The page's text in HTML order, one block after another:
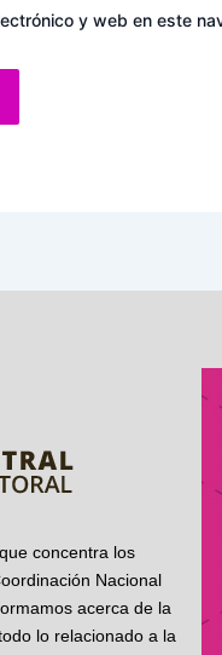
y web en este
concentra los
Nacional
acerca de la
lo relacionado a la